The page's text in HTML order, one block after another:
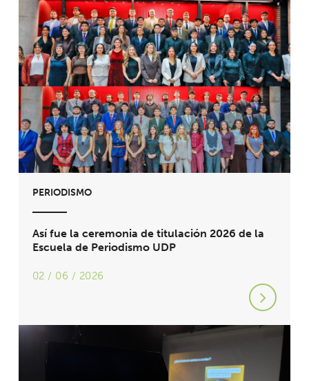
PERIODISMO
Así fue la ceremonia de titulación 2026 de la
Escuela de Periodismo UDP
02 / 06 / 2026